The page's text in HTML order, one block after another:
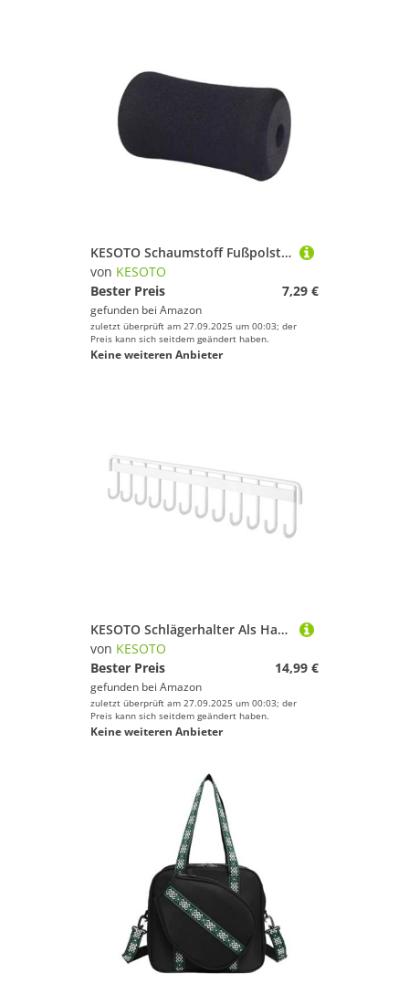
KESOTO Schaumstoff Fußpolster Roller Ersatz Fitnessbank Trainingszubehör Schweißfestes Beinpolster für Gewichtheberbank Heimtraining, 70x130 Mm
von KESOTO
Bester Preis
7,29 €
gefunden bei Amazon
zuletzt überprüft am 27.09.2025 um 00:03; der
Preis kann sich seitdem geändert haben.
Keine weiteren Anbieter
KESOTO Schlägerhalter Als Hakenleiste Und Ordnungssystem für Tennis Und Badminton Eine Hochbelastbare Wandhalterung für Die Organisierte Aufbewahrung für Fi, Weiß 12 Haken
von KESOTO
Bester Preis
14,99 €
gefunden bei Amazon
zuletzt überprüft am 27.09.2025 um 00:03; der
Preis kann sich seitdem geändert haben.
Keine weiteren Anbieter